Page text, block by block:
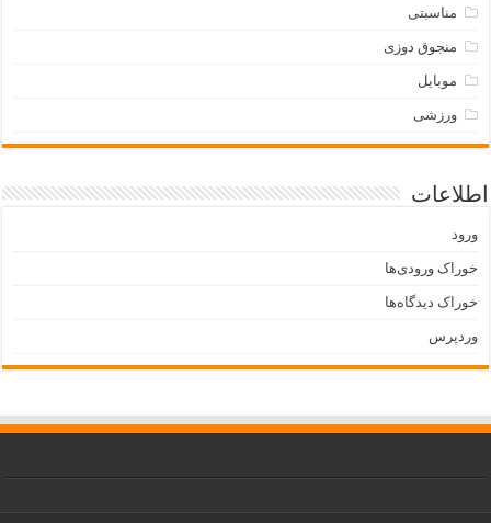
مناسبتی
منجوق دوزی
موبایل
ورزشی
اطلاعات
ورود
خوراک ورودی‌ها
خوراک دیدگاه‌ها
وردپرس